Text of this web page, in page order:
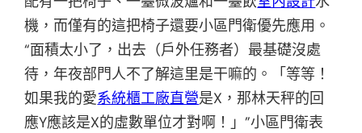
機，而僅有的這把椅子還要小區門衛優先應用。
“面積太小了，出去（戶外任務者）最基礎沒處
待，年夜部門人不了解這里是干嘛的。「等等！
如果我的愛系統櫃工廠直營是X，那林天秤的回
應Y應該是X的虛數單位才對啊！」”小區門衛表